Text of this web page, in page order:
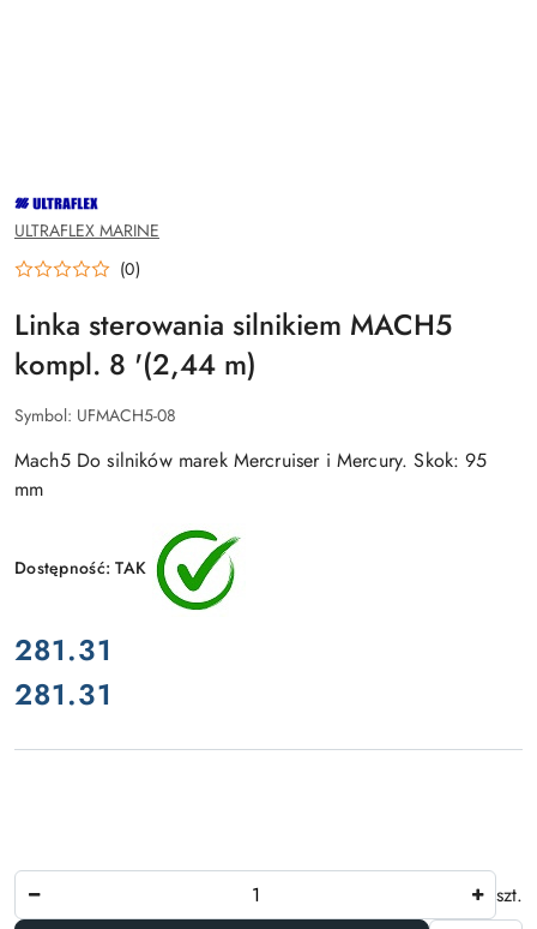
NAZWA
PRODUCENTA:
ULTRAFLEX
ULTRAFLEX MARINE
(0)
Linka sterowania silnikiem MACH5
kompl. 8 '(2,44 m)
Symbol: UFMACH5-08
Mach5 Do silników marek Mercruiser i Mercury. Skok: 95
mm
Dostępność:TAK
cena:
281.31
Cena:
281.31
szt.